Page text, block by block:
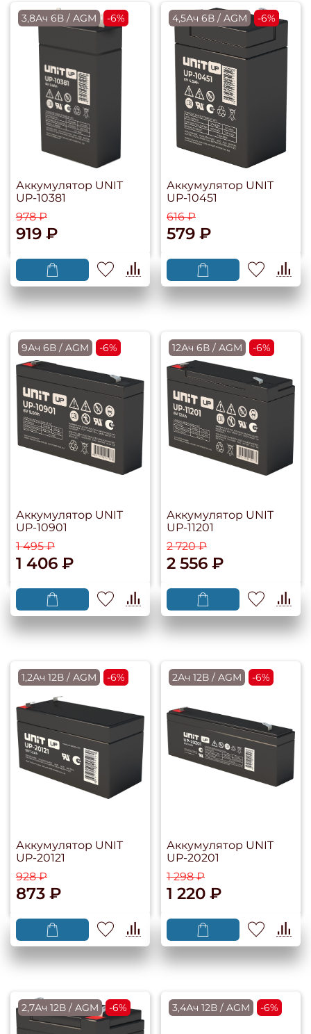
3,8Ач 6В / AGM -6%
Аккумулятор UNIT
UP-10381
978 ₽
919 ₽
4,5Ач 6В / AGM -6%
Аккумулятор UNIT
UP-10451
616 ₽
579 ₽
9Ач 6В / AGM -6%
Аккумулятор UNIT
UP-10901
1 495 ₽
1 406 ₽
12Ач 6В / AGM -6%
Аккумулятор UNIT
UP-11201
2 720 ₽
2 556 ₽
1,2Ач 12В / AGM -6%
Аккумулятор UNIT
UP-20121
928 ₽
873 ₽
2Ач 12В / AGM -6%
Аккумулятор UNIT
UP-20201
1 298 ₽
1 220 ₽
2,7Ач 12В / AGM -6% 3,4Ач 12В / AGM -6%